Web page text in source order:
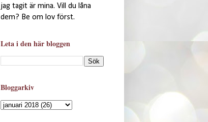
jag tagit är mina. Vill du låna
dem? Be om lov först.
Leta i den här bloggen
Bloggarkiv